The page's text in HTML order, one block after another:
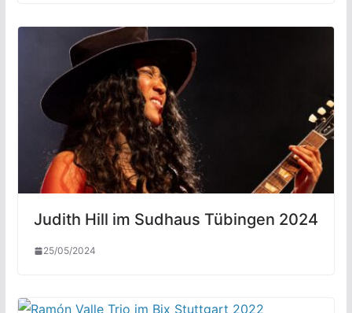
Judith Hill im Sudhaus Tübingen 2024
25/05/2024